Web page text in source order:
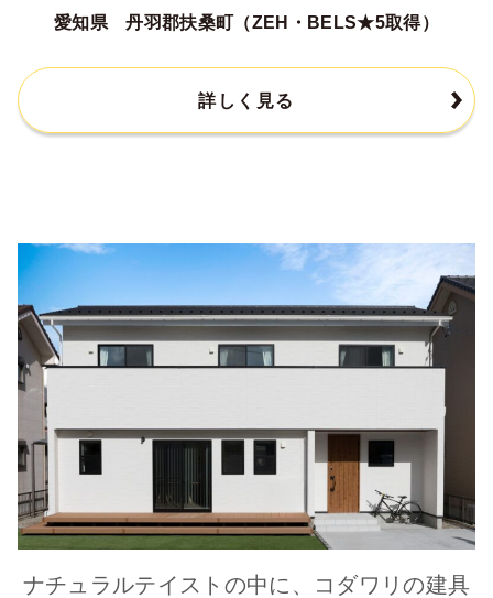
愛知県 丹羽郡扶桑町（ZEH・BELS★5取得）
詳しく見る
ナチュラルテイストの中に、コダワリの建具